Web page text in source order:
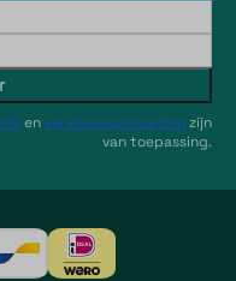
en servicevoorwaardenzijn
van toepassing.